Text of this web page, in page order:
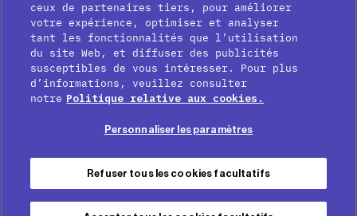
Préférences de cookies
Politique en matière de cookies
Politique de confidentialité
Conditions d’utilisation
Mentions légales
ceux de partenaires tiers, pour améliorer
votre expérience, optimiser et analyser
tant les fonctionnalités que l’utilisation
du site Web, et diffuser des publicités
susceptibles de vous intéresser. Pour plus
d’informations, veuillez consulter
notre Politique relative aux cookies.
Personnaliser les paramètres
Refuser tous les cookies facultatifs